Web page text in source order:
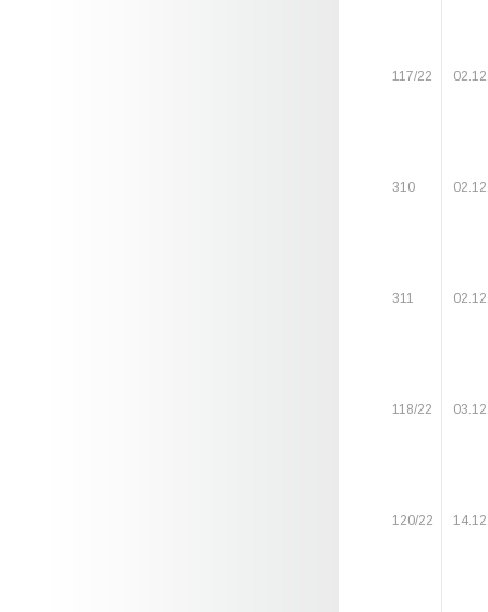
117/22
310
311
118/22
120/22